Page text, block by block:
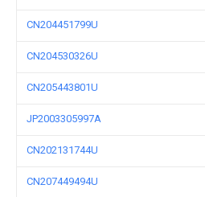
CN204451799U
CN204530326U
CN205443801U
JP2003305997A
CN202131744U
CN207449494U